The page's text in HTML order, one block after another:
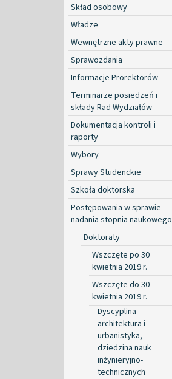
Skład osobowy
Władze
Wewnętrzne akty prawne
Sprawozdania
Informacje Prorektorów
Terminarze posiedzeń i
składy Rad Wydziałów
Dokumentacja kontroli i
raporty
Wybory
Sprawy Studenckie
Szkoła doktorska
Postępowania w sprawie
nadania stopnia naukowego
Doktoraty
Wszczęte po 30
kwietnia 2019 r.
Wszczęte do 30
kwietnia 2019 r.
Dyscyplina
architektura i
urbanistyka,
dziedzina nauk
inżynieryjno-
technicznych